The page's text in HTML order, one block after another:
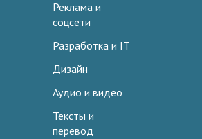
Реклама и
соцсети
Разработка и IT
Дизайн
Аудио и видео
Тексты и
перевод